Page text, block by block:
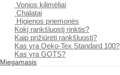
Vonios kilimėliai
Chalatai
Higienos priemonės
Kokį rankšluostį rinktis?
Kaip prižiūrėti rankšluostį?
Kas yra Oeko-Tex Standard 100?
Kas yra GOTS?
Miegamasis